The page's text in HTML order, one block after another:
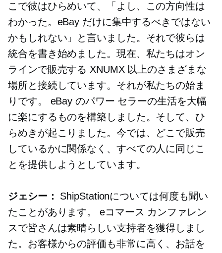
こで彼はひらめいて、「よし、この方向性は
わかった。eBay だけに集中するべきではない
かもしれない」と言いました。それで彼らは
統合を書き始めました。現在、私たちはオン
ラインで販売する XNUMX 以上のさまざまな
場所と接続しています。それが私たちの始ま
りです。 eBay のパワー セラーの生活を大幅
に楽にするものを構築しました。そして、ひ
らめきが起こりました。今では、どこで販売
しているかに関係なく、すべての人に同じこ
とを提供しようとしています。
ジェシー：
ShipStationについては何度も聞い
たことがあります。 eコマース カンファレン
スで皆さんは素晴らしい支持者を獲得しまし
た。お客様からの評価も非常に高く、お話を